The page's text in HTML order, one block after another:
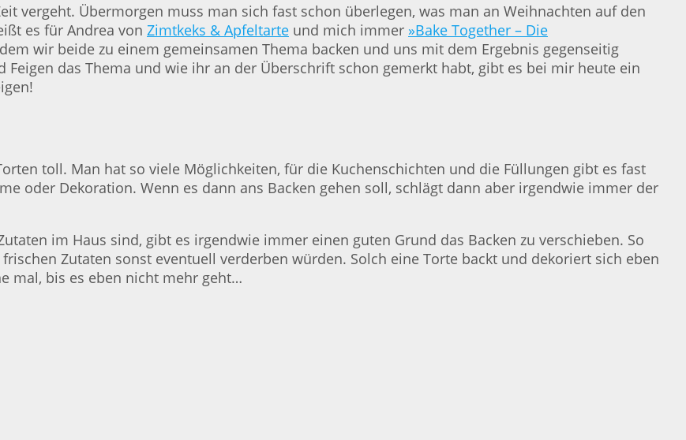
vergeht. Übermorgen muss man sich fast schon überlegen, was man an Weihnachten auf den
es für Andrea von Zimtkeks & Apfeltarte und mich immer »Bake Together – Die
wir beide zu einem gemeinsamen Thema backen und uns mit dem Ergebnis gegenseitig
Feigen das Thema und wie ihr an der Überschrift schon gemerkt habt, gibt es bei mir heute ein
toll. Man hat so viele Möglichkeiten, für die Kuchenschichten und die Füllungen gibt es fast
oder Dekoration. Wenn es dann ans Backen gehen soll, schlägt dann aber irgendwie immer der
im Haus sind, gibt es irgendwie immer einen guten Grund das Backen zu verschieben. So
Zutaten sonst eventuell verderben würden. Solch eine Torte backt und dekoriert sich eben
mal, bis es eben nicht mehr geht…